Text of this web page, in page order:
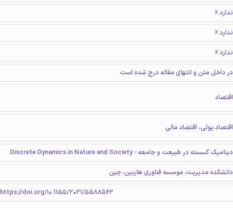
ندارد ☓
ندارد ☓
ندارد ☓
در داخل متن و انتهای مقاله درج شده است
اقتصاد
اقتصاد پولی، اقتصاد مالی
دینامیک گسسته در طبیعت و جامعه - Discrete Dynamics in Nature and Society
دانشکده مدیریت، موسسه فناوری هاربین، چین
https://doi.org/10.1155/2021/5588562